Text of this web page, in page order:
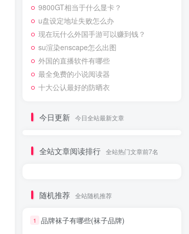
9800GT相当于什么显卡？
u盘设定地址失败怎么办
现在玩什么外国手游可以赚到钱？
su渲染enscape怎么出图
外国的直播软件有哪些
最全免费的小说阅读器
十大公认最好的防晒衣
今日更新 今日全站最新文章
全站文章阅读排行 全站热门文章前7名
随机推荐 全站随机推荐
1 品牌袜子有哪些(袜子品牌)